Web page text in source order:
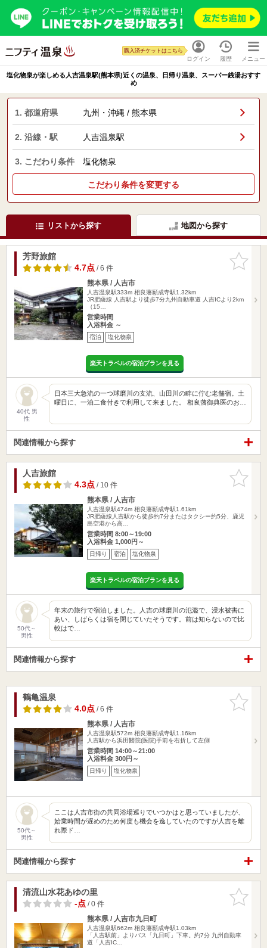
ログイン
購入済チケットはこちら
履歴 メニュー
塩化物泉が楽しめる人吉温泉駅(熊本県)近くの温泉、日帰り温泉、スーパー銭湯おすす
め
1. 都道府県 九州・沖縄 / 熊本県
2. 沿線・駅 人吉温泉駅
3. こだわり条件 塩化物泉
こだわり条件を変更する
リストから探す 地図から探す
お気に入
りに追加
芳野旅館
4.7点/ 6 件
熊本県 / 人吉市
人吉温泉駅333m 相良藩願成寺駅1.32km
JR肥薩線 人吉駅より徒歩7分九州自動車道 人吉ICより2km
（15…
営業時間
入浴料金 ～
宿泊 塩化物泉
楽天トラベルの宿泊プランを見る
40代 男
性
日本三大急流の一つ球磨川の支流、山田川の畔に佇む老舗宿。土
曜日に、一泊二食付きで利用して来ました。 相良藩御典医のお…
関連情報から探す
お気に入
りに追加
人吉旅館
4.3点/ 10 件
熊本県 / 人吉市
人吉温泉駅474m 相良藩願成寺駅1.61km
JR肥薩線人吉駅から徒歩約7分またはタクシー約5分、鹿児
島空港から高…
営業時間 8:00～19:00
入浴料金 1,000円～
日帰り 宿泊 塩化物泉
楽天トラベルの宿泊プランを見る
50代～
男性
年末の旅行で宿泊しました。人吉の球磨川の氾濫で、浸水被害に
あい、しばらくは宿を閉じていたそうです。前は知らないので比
較はで…
関連情報から探す
お気に入
りに追加
鶴亀温泉
4.0点/ 6 件
熊本県 / 人吉市
人吉温泉駅572m 相良藩願成寺駅1.16km
人吉駅から浜田醫院(医院)手前を右折して左側
営業時間 14:00～21:00
入浴料金 300円～
日帰り 塩化物泉
50代～
男性
ここは人吉市街の共同浴場巡りでいつかはと思っていましたが、
始業時間が遅めのため何度も機会を逸していたのですが人吉を離
れ際ド…
関連情報から探す
お気に入
りに追加
清流山水花あゆの里
-点/ 0 件
熊本県 / 人吉市九日町
人吉温泉駅662m 相良藩願成寺駅1.03km
「人吉駅前」よりバス「九日町」下車。約7分 九州自動車
道「人吉IC…